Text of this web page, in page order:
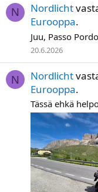
N Nordlicht
Eurooppa.
Juu, Passo
20.6.2026
N Nordlicht
Eurooppa.
Tässä ehkä